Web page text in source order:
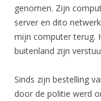
genomen. Zijn
server en dito
mijn computer terug.
buitenland zijn
Sinds zijn bestelling
door de politie werd